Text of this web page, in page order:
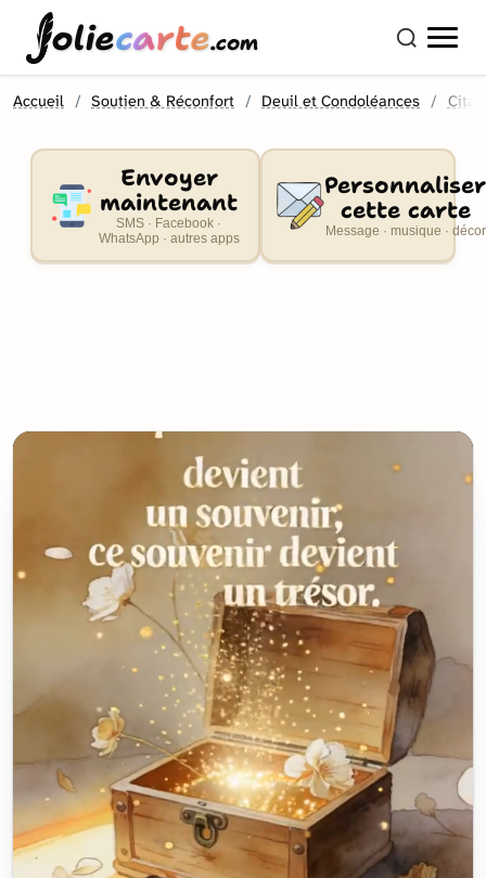
oliecarte.com
Accueil Soutien & Réconfort Deuil et Condoléances
Envoyer
maintenant
SMS · Facebook ·
WhatsApp · autres apps
Personnaliser
cette carte
Message · musique · décor